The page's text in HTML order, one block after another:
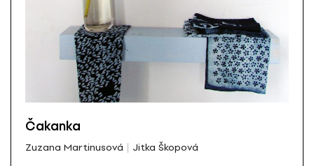
Čakanka
Zuzana Martinusová Jitka Škopová